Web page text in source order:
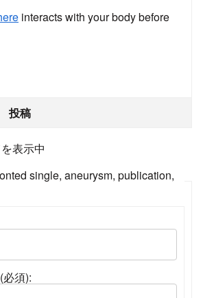
interacts with your body before
投稿
表示中
single, aneurysm, publication,
必須):